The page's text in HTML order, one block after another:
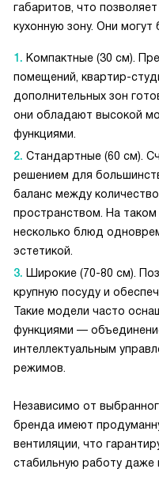
габаритов, что
кухонную зону. Они могут
Компактные (30 см).
помещений, квартир-
дополнительных зон
они обладают высокой
функциями.
Стандартные (60 см).
решением для
баланс между
пространством. На
несколько блюд
эстетикой.
Широкие (70-80 см).
крупную посуду и
Такие модели часто
функциями —
интеллектуальным
режимов.
Независимо от
бренда имеют
вентиляции, что
стабильную работу даже